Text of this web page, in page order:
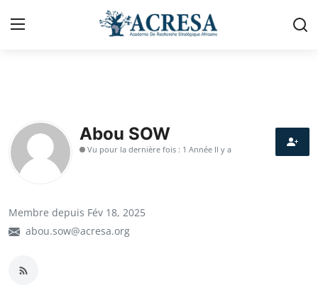
Accueil
Contact
Géopolitique
Abou SOW
Vu pour la dernière fois : 1 Année Il y a
Membre depuis Fév 18, 2025
abou.sow@acresa.org